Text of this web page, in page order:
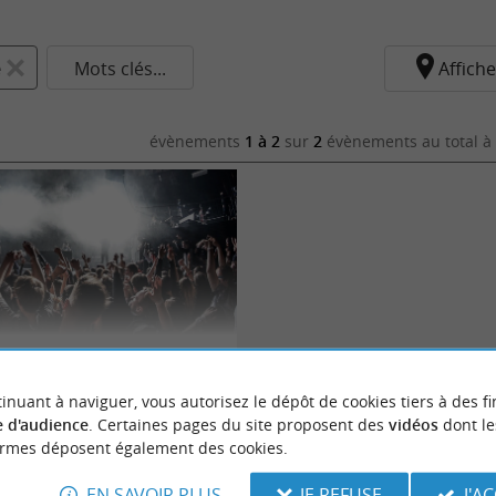
Mots clés...
évènements 1 à 2 sur 2 évènements au total
- Nocturnes
à naviguer, vous autorisez le dépôt de cookies tiers à des
d'audience. Certaines pages du site proposent des vidéosdont
déposent également des cookies.